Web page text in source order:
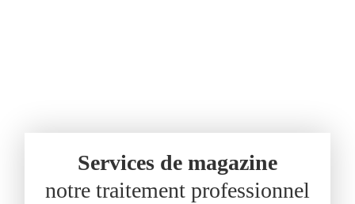
Services de magazine
notre traitement professionnel